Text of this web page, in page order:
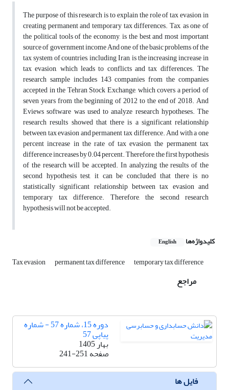
The purpose of this research is to explain the role of tax evasion in
creating permanent and temporary tax differences. Tax, as one of
the political tools of the economy, is the best and most important
source of government income And one of the basic problems of the
tax system of countries, including Iran, is the increasing increase in
tax evasion, which leads to conflicts and tax differences. The
research sample includes 143 companies from the companies
accepted in the Tehran Stock Exchange, which covers a period of
seven years from the beginning of 2012 to the end of 2018. And
Eviews software was used to analyze research hypotheses. The
research results showed that there is a significant relationship
between tax evasion and permanent tax difference. And with a one
percent increase in the rate of tax evasion, the permanent tax
difference increases by 0.04 percent. Therefore, the first hypothesis
of the research will be accepted. In analyzing the results of the
second hypothesis test, it can be concluded that there is no
statistically significant relationship between tax evasion and
temporary tax difference. Therefore, the second research
hypothesis will not be accepted.
کلیدواژه‌ها English
Tax evasion permanent tax difference temporary tax difference
مراجع
دوره 15، شماره 57 - شماره
پیاپی 57
بهار 1405
صفحه241-251
فایل ها